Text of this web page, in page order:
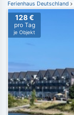
Ferienhaus Deutschland
128 €
pro Tag
je Objekt